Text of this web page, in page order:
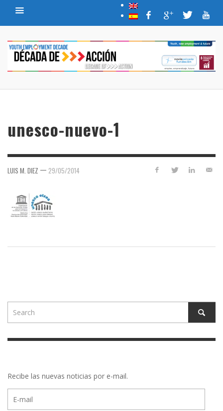
unesco-nuevo-1
LUIS M. DIEZ — 29/05/2014
Recibe las nuevas noticias por e-mail.
mail